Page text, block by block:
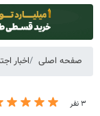
صفحه اصلی اخبار
۳ نفر